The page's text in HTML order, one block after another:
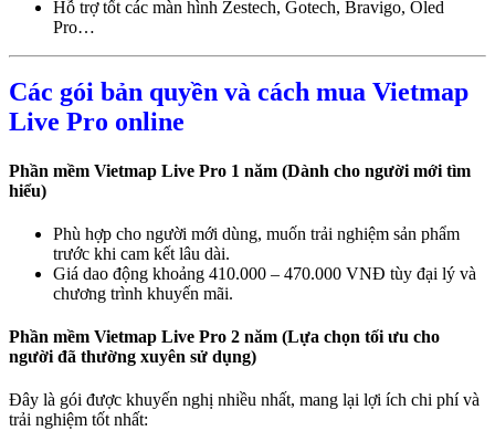
Hỗ trợ tốt các màn hình Zestech, Gotech, Bravigo, Oled
Pro…
Các gói bản quyền và cách mua Vietmap
Live Pro online
Phần mềm Vietmap Live Pro 1 năm (Dành cho người mới tìm
hiểu)
Phù hợp cho người mới dùng, muốn trải nghiệm sản phẩm
trước khi cam kết lâu dài.
Giá dao động khoảng 410.000 – 470.000 VNĐ tùy đại lý và
chương trình khuyến mãi.
Phần mềm Vietmap Live Pro 2 năm (Lựa chọn tối ưu cho
người đã thường xuyên sử dụng)
Đây là gói được khuyến nghị nhiều nhất, mang lại lợi ích chi phí và
trải nghiệm tốt nhất: